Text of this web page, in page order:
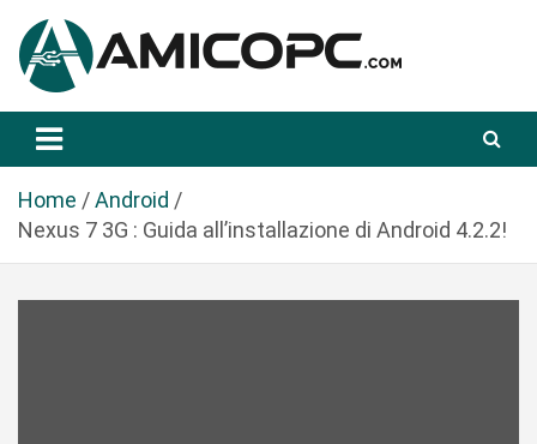
a
Amicopc.com
Home
Android
Nexus 7 3G : Guida all’installazione di Android 4.2.2!